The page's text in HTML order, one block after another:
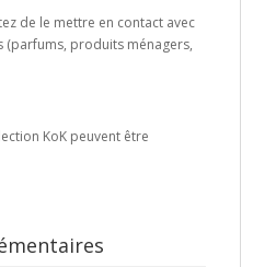
de le mettre en contact avec
(parfums, produits ménagers,
KoK peuvent être